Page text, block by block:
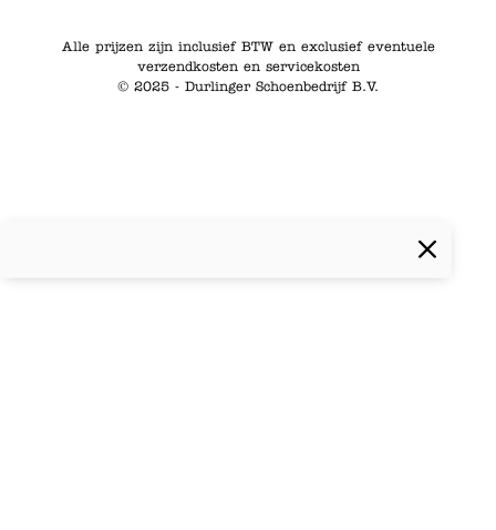
Alle prijzen zijn inclusief BTW en exclusief eventuele
verzendkosten en servicekosten
© 2025 - Durlinger Schoenbedrijf B.V.